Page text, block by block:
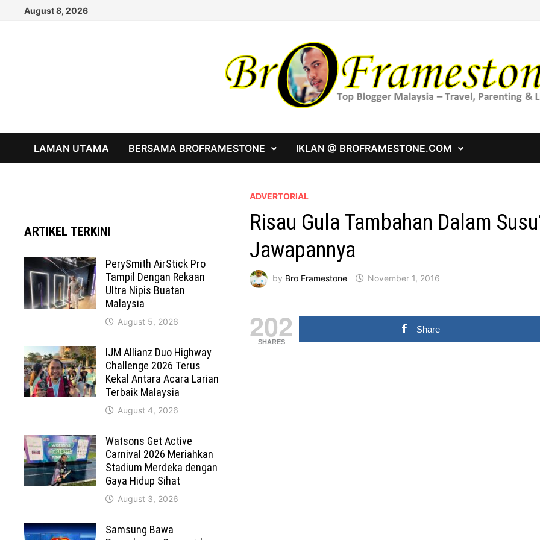
August 8, 2026
LAMAN UTAMA BERSAMA BROFRAMESTONE IKLAN @ BROFRAMESTONE.COM
ADVERTORIAL
Risau Gula Tambahan Dalam
Jawapannya
by Bro Framestone November 1, 2016
202
SHARES
Share
ARTIKEL TERKINI
PerySmith AirStick Pro
Tampil Dengan Rekaan
Ultra Nipis Buatan
Malaysia
August 5, 2026
IJM Allianz Duo Highway
Challenge 2026 Terus
Kekal Antara Acara Larian
Terbaik Malaysia
August 4, 2026
Watsons Get Active
Carnival 2026 Meriahkan
Stadium Merdeka dengan
Gaya Hidup Sihat
August 3, 2026
Samsung Bawa